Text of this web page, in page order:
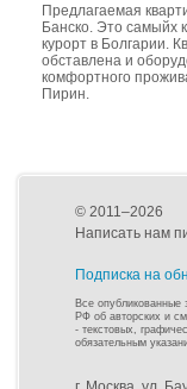
Предлагаемая
Банско. Это самыйх
курорт в Болгарии.
обставлена и
комфортного
Пирин.
© 2011–2026
Написать нам
Подписка на
Все опубликованные
РФ об авторских и
- текстовых,
обязательным